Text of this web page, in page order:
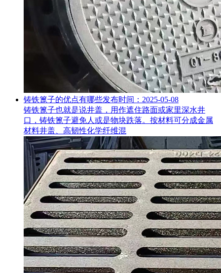
铸铁篦子的优点有哪些发布时间：2025-05-08
铸铁篦子也就是说井盖，用作遮住路面或家里深水井
口，铸铁篦子避免人或是物块跌落。按材料可分成金属
材料井盖、高韧性化学纤维混